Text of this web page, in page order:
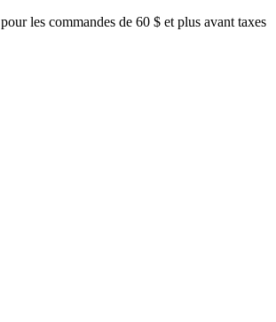
pour les commandes de 60 $ et plus avant taxes